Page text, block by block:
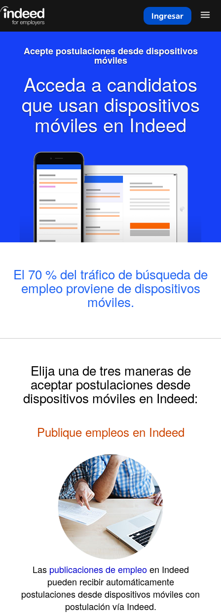
Ingresar
Acepte postulaciones desdedispositivos
móviles
Acceda a candidatos
que usan dispositivos
móviles en Indeed
El 70 % del tráfico de búsqueda de
empleo proviene de dispositivos
móviles.
Elija una de tres maneras de
aceptar postulaciones desde
dispositivos móviles en Indeed:
Publique empleos en Indeed
Las publicaciones de empleoen Indeed
pueden recibir automáticamente
postulaciones desde dispositivos móviles con
postulación vía Indeed.